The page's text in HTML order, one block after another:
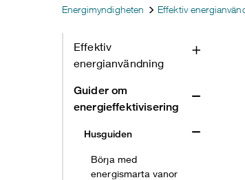
Energimyndigheten Effektiv
Effektiv
energianvändning
Guider om
energieffektivisering
Husguiden
Börja med
energismarta vanor